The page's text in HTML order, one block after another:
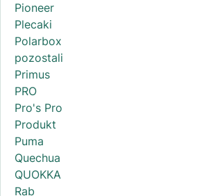
Pioneer
Plecaki
Polarbox
pozostali
Primus
PRO
Pro's Pro
Produkt
Puma
Quechua
QUOKKA
Rab